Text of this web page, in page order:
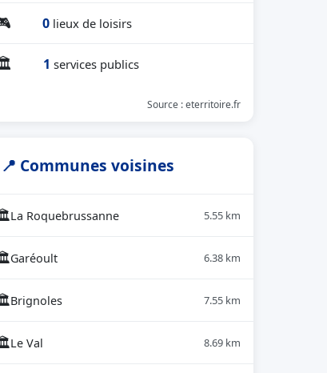
0 lieux de loisirs
1 services publics
Source : eterritoire.fr
📍 Communes voisines
La Roquebrussanne 5.55 km
Garéoult 6.38 km
Brignoles 7.55 km
Le Val 8.69 km